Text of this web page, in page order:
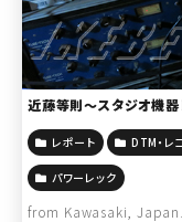
近藤等則～スタジオ機器
レポート DTM・レ
パワーレック
from Kawasaki, Japan.